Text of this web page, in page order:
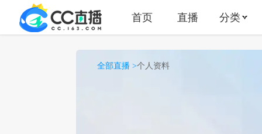
首页 直播 分类
全部直播 >个人资料